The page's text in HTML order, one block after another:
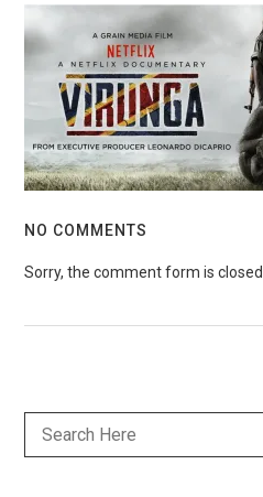
NO COMMENTS
Sorry, the comment form is